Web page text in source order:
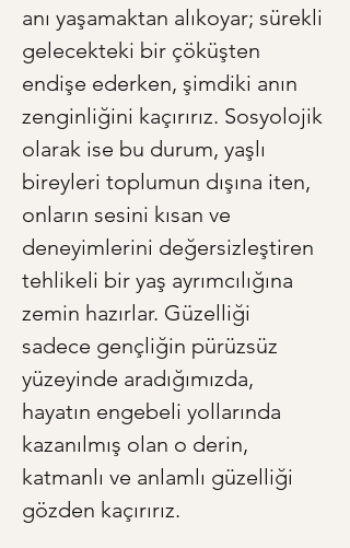
anı yaşamaktan alıkoyar; sürekli
gelecekteki bir çöküşten
endişe ederken, şimdiki anın
zenginliğini kaçırırız. Sosyolojik
olarak ise bu durum, yaşlı
bireyleri toplumun dışına iten,
onların sesini kısan ve
deneyimlerini değersizleştiren
tehlikeli bir yaş ayrımcılığına
zemin hazırlar. Güzelliği
sadece gençliğin pürüzsüz
yüzeyinde aradığımızda,
hayatın engebeli yollarında
kazanılmış olan o derin,
katmanlı ve anlamlı güzelliği
gözden kaçırırız.